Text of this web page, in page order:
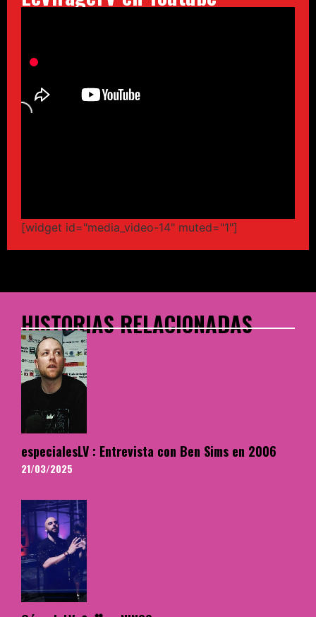
[widget id="media_video-14" muted="1"]
HISTORIAS RELACIONADAS
especialesLV : Entrevista con Ben Sims en 2006
21/03/2025